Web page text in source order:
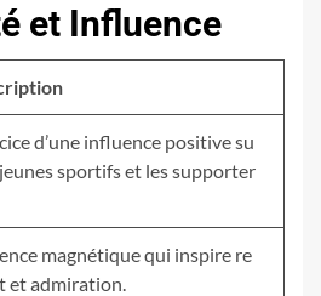
et Influence
d’une influence positive su
sportifs et les supporter
magnétique qui inspire re
et admiration.